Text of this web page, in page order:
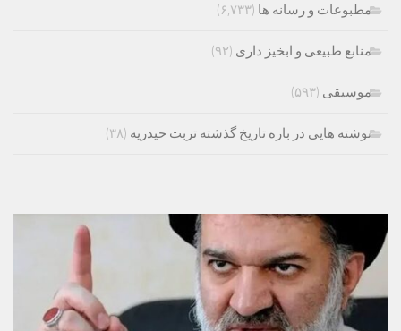
مطبوعات و رسانه ها (۶,۷۳۳)
منابع طبیعی و ابخیز داری (۹۲)
موسیقی (۵۹۳)
نوشته هایی در باره تاریخ گذشته تربت حیدریه (۳۸)